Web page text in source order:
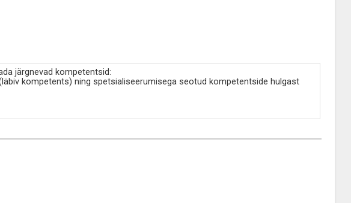
järgnevad kompetentsid:
kompetents) ning spetsialiseerumisega seotud kompetentside hulgast